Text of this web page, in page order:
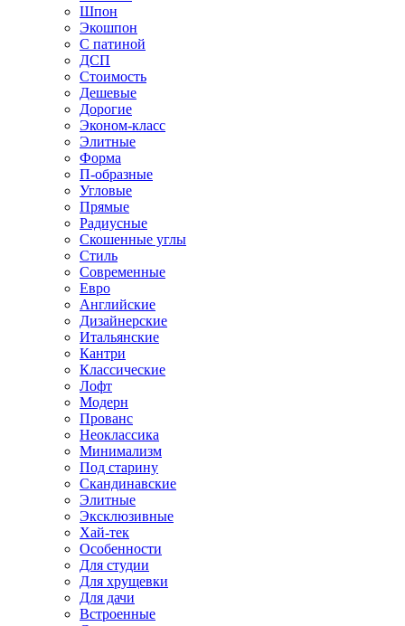
Шпон
Экошпон
С патиной
ДСП
Стоимость
Дешевые
Дорогие
Эконом-класс
Элитные
Форма
П-образные
Угловые
Прямые
Радиусные
Скошенные углы
Стиль
Современные
Евро
Английские
Дизайнерские
Итальянские
Кантри
Классические
Лофт
Модерн
Прованс
Неоклассика
Минимализм
Под старину
Скандинавские
Элитные
Эксклюзивные
Хай-тек
Особенности
Для студии
Для хрущевки
Для дачи
Встроенные